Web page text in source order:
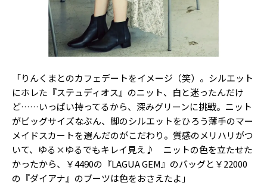
「りんくまとのカフェデートをイメージ（笑）。シルエット
にホレた『ステュディオス』のニット、白と迷ったんだけ
ど……いっぱい持ってるから、深みグリーンに挑戦。ニット
がビッグサイズなぶん、脚のシルエットをひろう薄手のマー
メイドスカートを選んだのがこだわり。質感のメリハリがつ
いて、ゆる×ゆるでもキレイ見え♪ ニットの色を立たせた
かったから、￥4490の『LAGUA GEM』のバッグと￥22000
の『ダイアナ』のブーツは色をおさえたよ」